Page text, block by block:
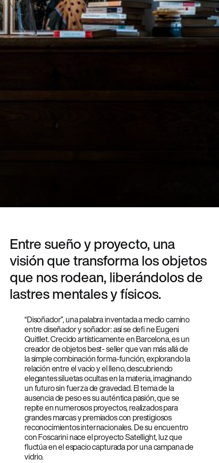
Entre sueño y proyecto, una
visión que transforma los objetos
que nos rodean, liberándolos de
lastres mentales y físicos.
“Disoñador”, una palabra inventada a medio camino
entre diseñador y soñador: así se defi ne Eugeni
Quitllet. Crecido artísticamente en Barcelona, es un
creador de objetos best- seller que van más allá de
la simple combinación forma-función, explorando la
relación entre el vacío y el lleno, descubriendo
elegantes siluetas ocultas en la materia, imaginando
un futuro sin fuerza de gravedad. El tema de la
ausencia de peso es su auténtica pasión, que se
repite en numerosos proyectos, realizados para
grandes marcas y premiados con prestigiosos
reconocimientos internacionales. De su encuentro
con Foscarini nace el proyecto Satellight, luz que
fluctúa en el espacio capturada por una campana de
vidrio.